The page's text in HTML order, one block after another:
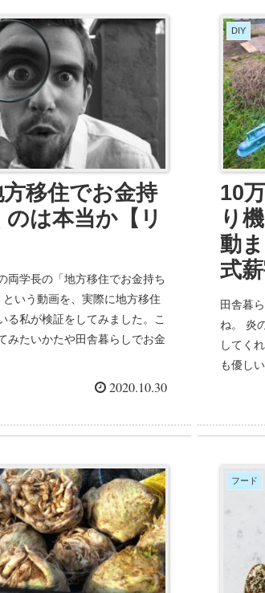
方移住でお金持
は本当か【リ
両学長の「地方移住でお金持ち
いう動画を、実際に地方移住
る私が検証をしてみました。こ
みたいかたや田舎暮らしでお金
2020.10.30
DIY
10
り
動
式薪
田舎暮
ね。 炎
してく
も優し
フード